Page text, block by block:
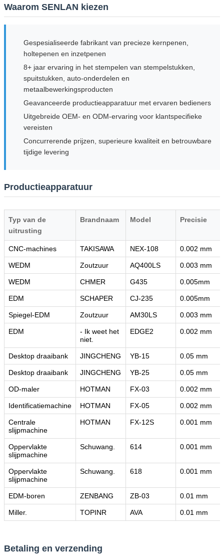
Laat een bericht achter
We bellen je snel terug!
VERZENDEN
Waarom SENLAN kiezen
Gespesialiseerde fabrikant van precieze kernpenen,
holtepenen en inzetpenen
8+ jaar ervaring in het stempelen van stempelstukken,
spuitstukken, auto-onderdelen en
metaalbewerkingsproducten
Geavanceerde productieapparatuur met ervaren bedieners
Uitgebreide OEM- en ODM-ervaring voor klantspecifieke
vereisten
Concurrerende prijzen, superieure kwaliteit en betrouwbare
tijdige levering
Productieapparatuur
Typ van de
uitrusting
Brandnaam Model Precisie
CNC-machines TAKISAWA NEX-108 0.002 mm
WEDM Zoutzuur AQ400LS 0.003 mm
WEDM CHMER G435 0.005mm
EDM SCHAPER CJ-235 0.005mm
Spiegel-EDM Zoutzuur AM30LS 0.003 mm
EDM
- Ik weet het
niet.
EDGE2 0.002 mm
Desktop draaibank JINGCHENG YB-15 0.05 mm
Desktop draaibank JINGCHENG YB-25 0.05 mm
OD-maler HOTMAN FX-03 0.002 mm
Identificatiemachine HOTMAN FX-05 0.002 mm
Centrale
slijpmachine
HOTMAN FX-12S 0.001 mm
Oppervlakte
slijpmachine
Schuwang. 614 0.001 mm
Oppervlakte
slijpmachine
Schuwang. 618 0.001 mm
EDM-boren ZENBANG ZB-03 0.01 mm
Miller. TOPINR AVA 0.01 mm
Betaling en verzending